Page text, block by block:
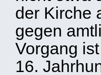
der Kirche
gegen
Vorgang
16.